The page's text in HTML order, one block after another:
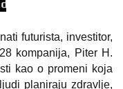
futurista, investitor,
kompanija, Piter H.
kao o promeni koja
planiraju zdravlje,